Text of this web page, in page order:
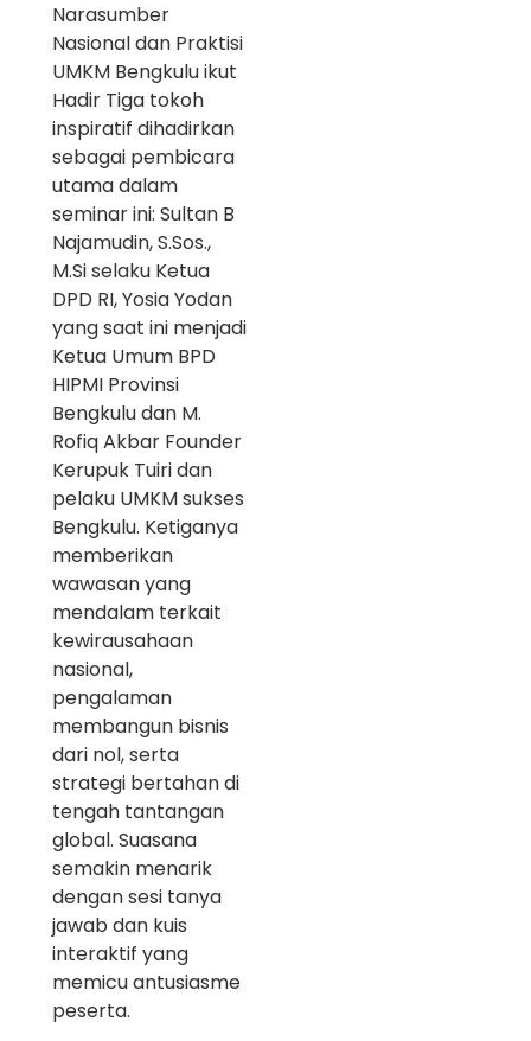
Narasumber
Nasional dan Praktisi
UMKM Bengkulu ikut
Hadir Tiga tokoh
inspiratif dihadirkan
sebagai pembicara
utama dalam
seminar ini: Sultan B
Najamudin, S.Sos.,
M.Si selaku Ketua
DPD RI, Yosia Yodan
yang saat ini menjadi
Ketua Umum BPD
HIPMI Provinsi
Bengkulu dan M.
Rofiq Akbar Founder
Kerupuk Tuiri dan
pelaku UMKM sukses
Bengkulu. Ketiganya
memberikan
wawasan yang
mendalam terkait
kewirausahaan
nasional,
pengalaman
membangun bisnis
dari nol, serta
strategi bertahan di
tengah tantangan
global. Suasana
semakin menarik
dengan sesi tanya
jawab dan kuis
interaktif yang
memicu antusiasme
peserta.